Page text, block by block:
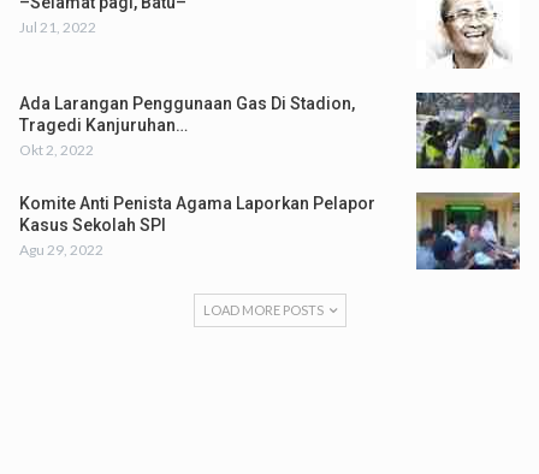
Jul 21, 2022
Ada Larangan Penggunaan Gas Di Stadion,
Tragedi Kanjuruhan…
Okt 2, 2022
Komite Anti Penista Agama Laporkan Pelapor
Kasus Sekolah SPI
Agu 29, 2022
LOAD MORE POSTS